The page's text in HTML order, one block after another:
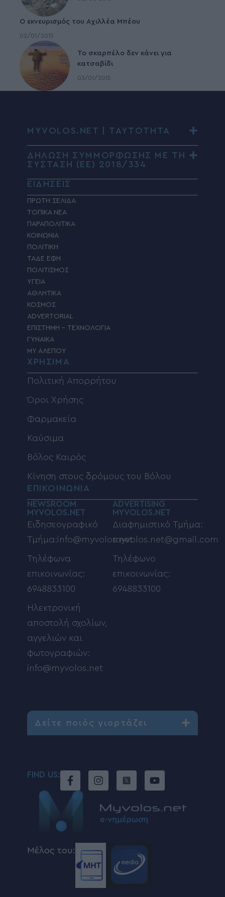
Ο εκνευρισμός του Αχιλλέα Μπέου
02/01/2015
To σκαρπέλο δεν κάνει για
κατσαβίδι
03/01/2015
MYVOLOS.NET | ΤΑΥΤΟΤΗΤΑ
ΔΗΛΩΣΗ ΣΥΜΜΟΡΦΩΣΗΣ ΜΕ ΤΗ
ΣΥΣΤΑΣΗ (ΕΕ) 2018/334
ΕΙΔΗΣΕΙΣ
ΠΡΩΤΗ ΣΕΛΙΔΑ
ΤΟΠΙΚΑ ΝΕΑ
ΠΑΡΑΠΟΛΙΤΙΚΑ
ΚΟΙΝΩΝΙΑ
ΠΟΛΙΤΙΚΗ
ΤΑΔΕ ΕΦΗ
ΠΟΛΙΤΙΣΜΟΣ
ΥΓΕΙΑ
ΑΘΛΗΤΙΚΑ
ΚΟΣΜΟΣ
ADVERTORIAL
ΕΠΙΣΤΗΜΗ – ΤΕΧΝΟΛΟΓΙΑ
ΓΥΝΑΙΚΑ
MY ΑΛΕΠΟΥ
ΧΡΗΣΙΜΑ
Πολιτική Απορρήτου
Όροι Χρήσης
Φαρμακεία
Καύσιμα
Βόλος Καιρός
Κίνηση στους δρόμους του Βόλου
ΕΠΙΚΟΙΝΩΝΙΑ
NEWSROOM
MYVOLOS.NET
Ειδησεογραφικό
Τμήμα:info@myvolos.net
Τηλέφωνα
επικοινωνίας:
6948833100
Ηλεκτρονική
αποστολή σχολίων,
αγγελιών και
φωτογραφιών:
info@myvolos.net
ADVERTISING
MYVOLOS.NET
Διαφημιστικό Τμήμα:
myvolos.net@gmail.com
Τηλέφωνο
επικοινωνίας:
6948833100
Δείτε ποιός γιορτάζει
FIND US:
Μέλος του: